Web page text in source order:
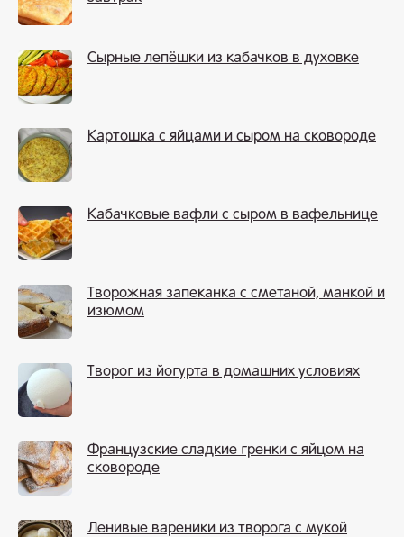
Сырные лепёшки из кабачков в духовке
Картошка с яйцами и сыром на сковороде
Кабачковые вафли с сыром в вафельнице
Творожная запеканка с сметаной, манкой и
изюмом
Творог из йогурта в домашних условиях
Французские сладкие гренки с яйцом на
сковороде
Ленивые вареники из творога с мукой